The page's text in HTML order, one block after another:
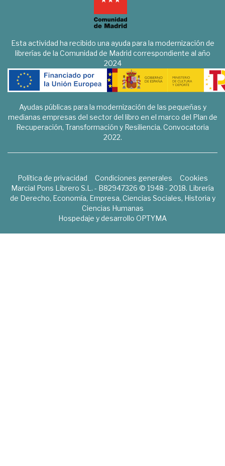
Esta actividad ha recibido una ayuda para la modernización de
librerías de la Comunidad de Madrid correspondiente al año
2024
Ayudas públicas para la modernización de las pequeñas y
medianas empresas del sector del libro en el marco del Plan de
Recuperación, Transformación y Resiliencia. Convocatoria
2022.
Política de privacidad Condiciones generales
Cookies
Marcial Pons Librero S.L. - B82947326 © 1948 - 2018. Librería
de Derecho, Economía, Empresa, Ciencias Sociales, Historia y
Ciencias Humanas
Hospedaje y desarrollo OPTYMA